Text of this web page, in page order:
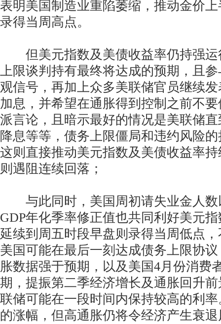
表明美国制造业重陷萎缩，推动金价
录得当周高点。
但美元指数及美债收益率仍持强运
上限谈判持有最终将达成的预期，且
观信号，再加上众多美联储官员继续
加息，并希望在通胀得到控制之前不
派言论，且暗示最好的情况是美联储
降息等等，债务上限僵局和违约风险
这则直接推动美元指数及美债收益率
则遇阻连续回落；
与此同时，美国周初请失业金人数
GDP年化季率修正值也共同利好美元
延续到周五时段早盘则录得当周低点
美国可能在最后一刻达成债务上限协
胀数据强于预期，以及美国4月份消费
期，提振第二季经济增长及通胀回升
联储可能在一段时间内保持较高的利
的涨幅，但高通胀仍将令经济产生衰